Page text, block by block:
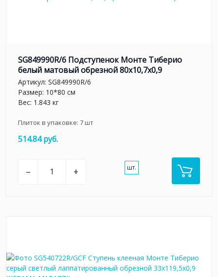
SG849990R/6 Подступенок Монте Тиберио
белый матовый обрезной 80x10,7x0,9
Артикул: SG849990R/6
Размер: 10*80 см
Вес: 1.843 кг
Плиток в упаковке: 7шт
514.84 руб.
– + шт.